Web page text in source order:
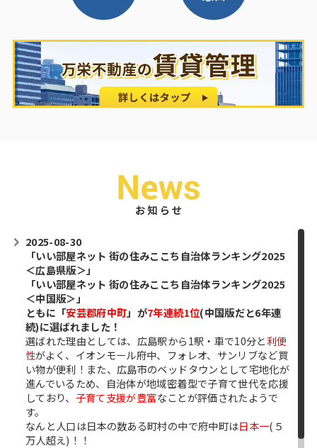
2025-08-30
「いい部屋ネット 街の住みここち自治体ランキング2025
＜広島県版＞」
「いい部屋ネット 街の住みここち 自治体ランキング2025
＜中国版＞」
ともに「安芸郡府中町」が7年連続1位(中国版だと6年連
続)に選ばれました！
選ばれた理由としては、広島駅から1駅・車で10分と利便
性がよく、イオンモール府中、フォレオ、サンリブなど買
い物が便利！また、広島市のベッドタウンとして宅地化が
進んでいるため、自治体が地域密着型で子育て世代を応援
しており、 子育て支援が豊富なことが評価されたようで
す。
なんと人口は日本の数ある町村の中で府中町は日本一(５
万人超え)！！